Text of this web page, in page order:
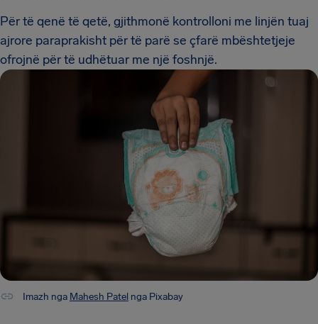
Për të qenë të qetë, gjithmonë kontrolloni me linjën tuaj
ajrore paraprakisht për të parë se çfarë mbështetjeje
ofrojnë për të udhëtuar me një foshnjë.
Imazh nga Mahesh Patel nga Pixabay